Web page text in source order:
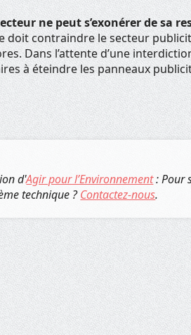
ne peut s’exonérer de sa
doit contraindre le secteur
Dans l’attente d’une
à éteindre les panneaux
d'Agir pour l’Environnement: Pour
technique ?Contactez-nous.